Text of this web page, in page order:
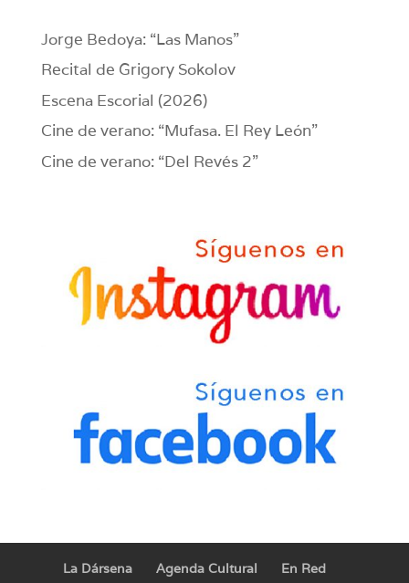
Jorge Bedoya: “Las Manos”
Recital de Grigory Sokolov
Escena Escorial (2026)
Cine de verano: “Mufasa. El Rey León”
Cine de verano: “Del Revés 2”
La Dársena Agenda Cultural En Red